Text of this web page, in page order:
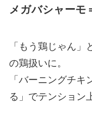
メガバシャーモ
「もう鶏じゃん
の鶏扱いに。
「バーニングチ
る」でテンション